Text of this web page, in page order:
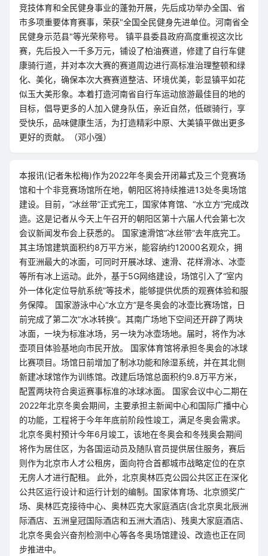
竞技体育和全民健身事业的蓬勃开展，先后成功举办全国、省
市多项重要体育赛事，荣获"全国全民健身先进单位。河南省全
民健身示范县"等光荣称号。 镇平县委县政府高度重视这次比
赛，先后投入一千多万元，铺设了柏油赛道，修建了自行车健
康骑行道，并对本次大赛的赛道周边进行高标准治理整顿和绿
化、美化，确保本次大赛赛道整洁、环境优美，彰显镇平如花
似玉大美形象。本着打造河南省自行车运动旅游最佳目的地的
目标，倡导更多的人加入健身队伍，亲近自然，低碳骑行，享
受快乐，品味健康生活，为打造精彩中原、大美镇平做出更多
更好的贡献。（邓小强）
本报讯(记者朱松梅)作为2022年冬奥会开闭幕式及三个竞赛场
馆和十个非竞赛场馆所在地，朝阳区将持续推进13处冬奥场馆
建设。目前，“冰丝带”正式完工，国家体育馆、“水立方”完成改
造。这是记者从今天上午召开的朝阳区第十六届人代会第七次
会议新闻发布会上获悉的。 国家速滑馆“冰丝带”去年底完工。
其主场馆建筑面积约8万平方米，能容纳约12000名观众，拥
有亚洲最大的冰面，可同时开展冰球、速滑、花样滑冰、冰壶
等所有冰上运动。此外，基于5G网络建设，场馆引入了“室内
外一体化定位导航系统”等技术，能够提供优质的观赛体验和服
务保障。 国家游泳中心“水立方”是冬奥会的冰壶比赛场馆，日
前完成了第二次“水冰转换”。其南广场地下空间还开辟了两块
冰面，一块为标准冰场，另一块为冰壶场地。届时，将作为冰
壶项目体验基地向市民开放。 国家体育馆将承担冬奥会的冰球
比赛项目。场馆日前增加了制冰功能和除湿系统，并在其北侧
新建冰球馆作为训练馆。改建后场馆总面积约9.8万平方米，
配置两块符合奥运赛事标准的冰球冰面。 国家会议中心二期在
2022年北京冬奥会期间，主要承担主新闻中心和国际广播中心
的功能，工程将于今年年底前阶段性竣工，满足冬奥会需求。
北京冬奥村预计今年6月竣工，该地在冬奥会和冬残奥会期间
将作为居住区，为各国运动员及随队官员提供居住服务，赛后
则作为北京市人才公租房，面向符合首都城市战略定位的在京
无房人才进行配租。 此外，北京奥林匹克公园公共区正在深化
公共区运行设计和运行计划的编制。国家体育场、北京颁奖广
场、奥林匹克接待中心、奥林匹克大家庭酒店(含北京奥北辰洲
际酒店、五洲皇冠国际酒店和五洲大酒店)、残奥大家庭酒店、
北京冬奥会兴奋剂检测中心等各冬奥场馆建设、改造也正在同
步推进中。